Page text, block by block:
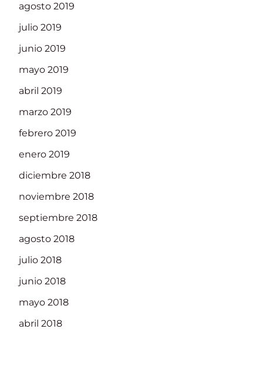
agosto 2019
julio 2019
junio 2019
mayo 2019
abril 2019
marzo 2019
febrero 2019
enero 2019
diciembre 2018
noviembre 2018
septiembre 2018
agosto 2018
julio 2018
junio 2018
mayo 2018
abril 2018